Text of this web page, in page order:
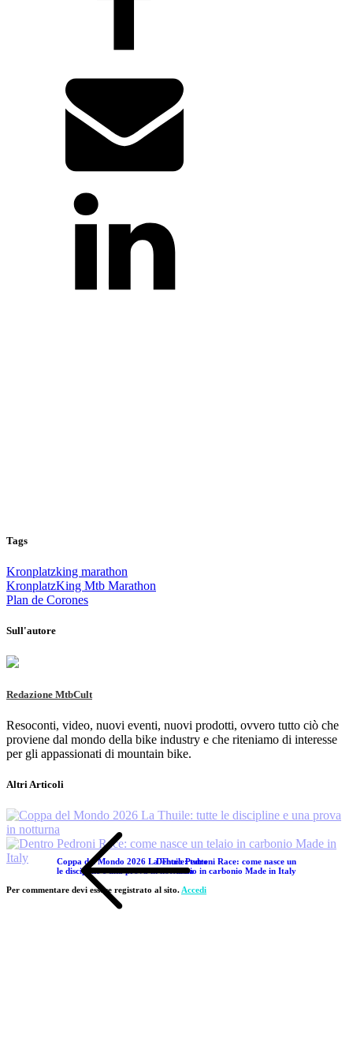
Tags
Kronplatzking marathon
KronplatzKing Mtb Marathon
Plan de Corones
Sull'autore
Redazione MtbCult
Resoconti, video, nuovi eventi, nuovi prodotti, ovvero tutto ciò che
proviene dal mondo della bike industry e che riteniamo di interesse
per gli appassionati di mountain bike.
Altri Articoli
Coppa del Mondo 2026 La Thuile: tutte
le discipline e una prova in notturna
Dentro Pedroni Race: come nasce un
telaio in carbonio Made in Italy
Per commentare devi essere registrato al sito. Accedi